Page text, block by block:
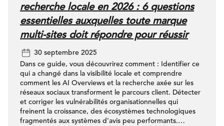
recherche locale en 2026 : 6 questions
essentielles auxquelles toute marque
multi-sites doit répondre pour réussir
30 septembre 2025
Dans ce guide, vous découvrirez comment : Identifier ce
qui a changé dans la visibilité locale et comprendre
comment les AI Overviews et la recherche axée sur les
réseaux sociaux transforment le parcours client. Détecter
et corriger les vulnérabilités organisationnelles qui
freinent la croissance, des écosystèmes technologiques
fragmentés aux systèmes d’avis peu performants.